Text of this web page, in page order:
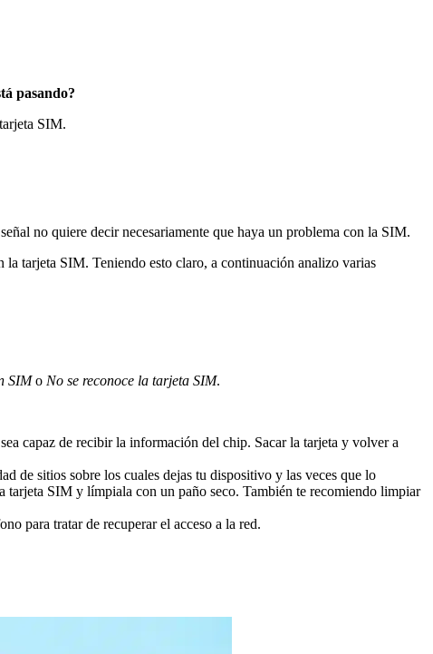
pasando?
SIM.
no quiere decir necesariamente que haya un problema con la SIM.
la tarjeta SIM. Teniendo esto claro, a continuación analizo varias
SIMo No se reconoce la tarjeta SIM.
capaz de recibir la información del chip. Sacar la tarjeta y volver a
de sitios sobre los cuales dejas tu dispositivo y las veces que lo
tarjeta SIM y límpiala con un paño seco. También te recomiendo limpiar
para tratar de recuperar el acceso a la red.